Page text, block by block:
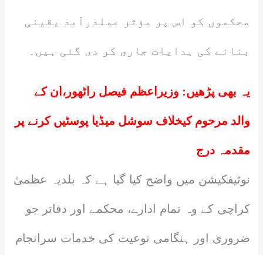
محکموں کو اس پر مؤثر عملدرآمد یقینی
بنانے کی ہدایات جاری کر دی گئی ہیں۔
یہ بھی پڑھیں: وزیراعظم فیصل راٹھور،ان کے
والد مرحوم کیخلاف سوشل میڈیا پوسٹیں کرنے پر
مقدمہ درج
نوٹیفکیشن میں واضح کیا گیا ہے کہ بلدیہ عظمیٰ
کراچی کے وہ تمام ادارے، محکمے اور دفاتر جو
ضروری اور ہنگامی نوعیت کی خدمات سرانجام